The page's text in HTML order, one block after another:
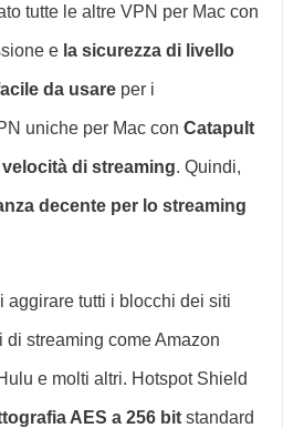
tutte le altre VPN per Mac con
e la sicurezza di livello
da usare per i
uniche per Mac con Catapult
di streaming. Quindi,
decente per lo streaming
aggirare tutti i blocchi dei siti
streaming come Amazon
e molti altri. Hotspot Shield
AES a 256 bit standard